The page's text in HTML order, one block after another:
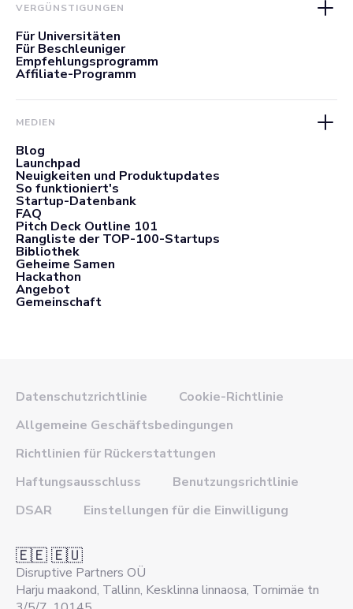
VERGÜNSTIGUNGEN
Für Universitäten
Für Beschleuniger
Empfehlungsprogramm
Affiliate-Programm
MEDIEN
Blog
Launchpad
Neuigkeiten und Produktupdates
So funktioniert's
Startup-Datenbank
FAQ
Pitch Deck Outline 101
Rangliste der TOP-100-Startups
Bibliothek
Geheime Samen
Hackathon
Angebot
Gemeinschaft
Datenschutzrichtlinie
Cookie-Richtlinie
Allgemeine Geschäftsbedingungen
Richtlinien für Rückerstattungen
Haftungsausschluss
Benutzungsrichtlinie
DSAR
Einstellungen für die Einwilligung
🇪🇪 🇪🇺
Disruptive Partners OÜ
Harju maakond, Tallinn, Kesklinna linnaosa, Tornimäe tn